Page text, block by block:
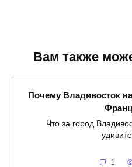
Вам также
Почему Владивосток
Что за город
1